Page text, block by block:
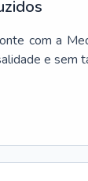
com a
e sem